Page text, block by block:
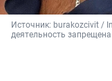
Источник: burakozcivit /
деятельность